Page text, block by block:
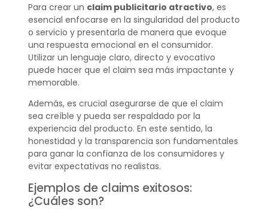
Para crear un claim publicitario atractivo, es
esencial enfocarse en la singularidad del producto
o servicio y presentarla de manera que evoque
una respuesta emocional en el consumidor.
Utilizar un lenguaje claro, directo y evocativo
puede hacer que el claim sea más impactante y
memorable.
Además, es crucial asegurarse de que el claim
sea creíble y pueda ser respaldado por la
experiencia del producto. En este sentido, la
honestidad y la transparencia son fundamentales
para ganar la confianza de los consumidores y
evitar expectativas no realistas.
Ejemplos de claims exitosos:
¿Cuáles son?